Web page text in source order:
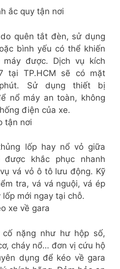
ắc quy tận nơi
quên tắt đèn, sử dụng
bình yếu có thể khiến
được. Dịch vụ kích
tại TP.HCM sẽ có mặt
Sử dụng thiết bị
nổ máy an toàn, không
điện của xe.
tận nơi
lốp hay nổ vỏ giữa
khắc phục nhanh
vá vỏ ô tô lưu động. Kỹ
tra, vá vá nguội, vá ép
mới ngay tại chỗ.
xe về gara
nặng như hư hộp số,
cháy nổ… đơn vị cứu hộ
dụng để kéo về gara